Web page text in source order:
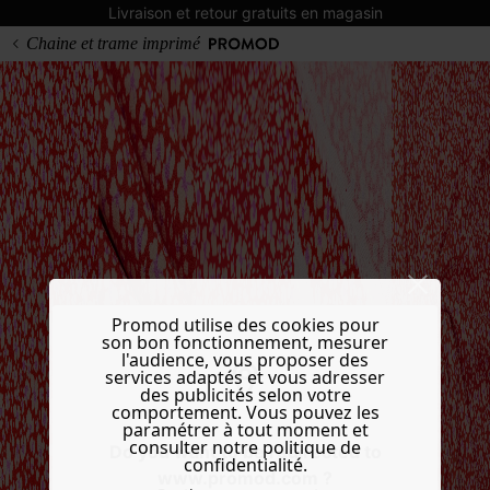
Livraison et retour gratuits en magasin
Do you want to be redirected to
www.promod.com ?
Chaine et trame imprimé
Promod utilise des cookies pour
son bon fonctionnement, mesurer
l'audience, vous proposer des
services adaptés et vous adresser
des publicités selon votre
comportement. Vous pouvez les
paramétrer à tout moment et
consulter notre politique de
confidentialité.